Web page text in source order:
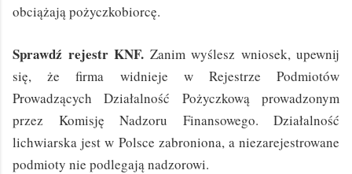
obciążają pożyczkobiorcę.
Sprawdź rejestr KNF. Zanim wyślesz wniosek, upewnij
się, że firma widnieje w Rejestrze Podmiotów
Prowadzących Działalność Pożyczkową prowadzonym
przez Komisję Nadzoru Finansowego. Działalność
lichwiarska jest w Polsce zabroniona, a niezarejestrowane
podmioty nie podlegają nadzorowi.